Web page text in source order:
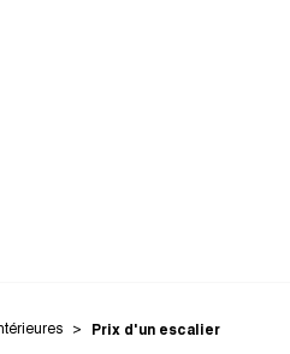
Prix d'un escalier